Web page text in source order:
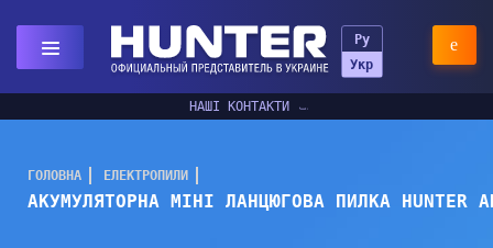
Ру
Укр
НАШІ КОНТАКТИ
ГОЛОВНА ЕЛЕКТРОПИЛИ
АКУМУЛЯТОРНА МІНІ ЛАНЦЮГОВА ПИЛКА